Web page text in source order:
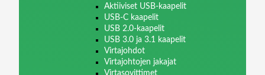
Aktiiviset USB-kaapelit
USB-C kaapelit
USB 2.0-kaapelit
USB 3.0 ja 3.1 kaapelit
Virtajohdot
Virtajohtojen jakajat
Virtasovittimet